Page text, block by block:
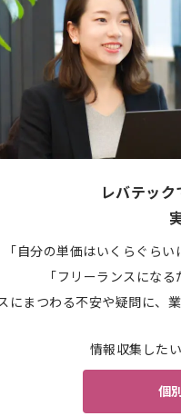
レバテッ
「自分の単価はいくらぐら
「フリーランスにな
にまつわる不安や疑問に、
情報収集した
個